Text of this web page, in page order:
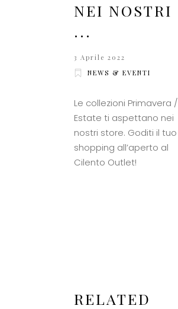
NEI NOSTRI
...
3 Aprile 2022
NEWS & EVENTI
Le collezioni Primavera /
Estate ti aspettano nei
nostri store. Goditi il tuo
shopping all’aperto al
Cilento Outlet!
RELATED